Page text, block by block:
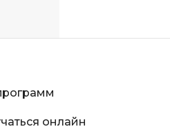
онлайн